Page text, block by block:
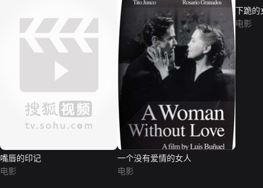
嘴唇的印记
电影
一个没有爱情的女人
电影
下跪
电影